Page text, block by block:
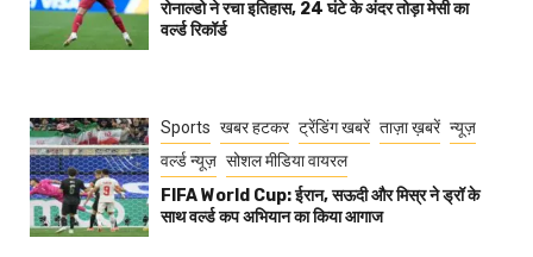
रोनाल्डो ने रचा इतिहास, 24 घंटे के अंदर तोड़ा मेसी का
वर्ल्ड रिकॉर्ड
Sports खबर हटकर ट्रेंडिंग खबरें ताज़ा ख़बरें न्यूज़
वर्ल्ड न्यूज़ सोशल मीडिया वायरल
FIFA World Cup: ईरान, सऊदी और मिस्र ने ड्रॉ के
साथ वर्ल्ड कप अभियान का किया आगाज